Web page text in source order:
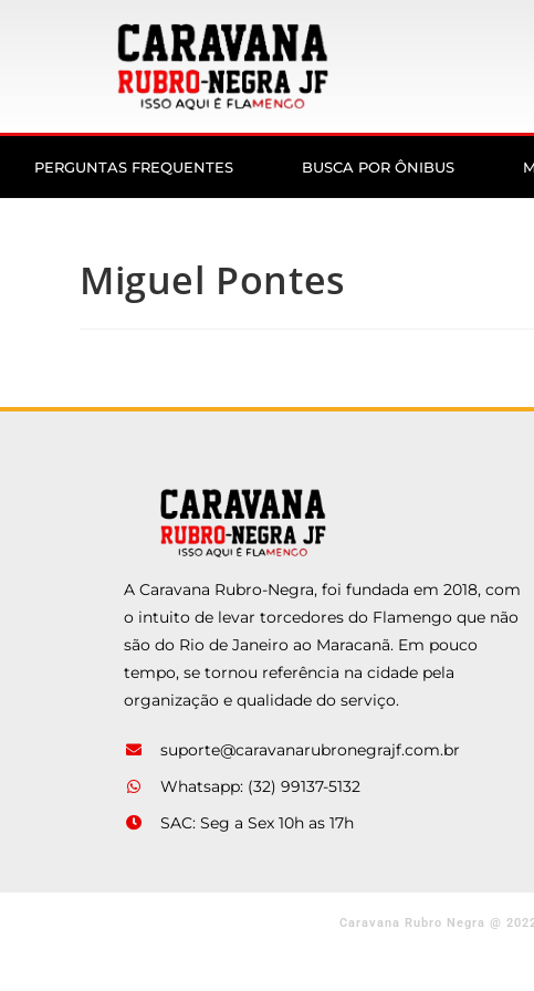
PERGUNTAS FREQUENTES BUSCA POR ÔNIBUS
Miguel Pontes
A Caravana Rubro-Negra, foi fundada em 2018, com
o intuito de levar torcedores do Flamengo que não
são do Rio de Janeiro ao Maracanã. Em pouco
tempo, se tornou referência na cidade pela
organização e qualidade do serviço.
suporte@caravanarubronegrajf.com.br
Whatsapp: (32) 99137-5132
SAC: Seg a Sex 10h as 17h
Caravana Rubro Negra @